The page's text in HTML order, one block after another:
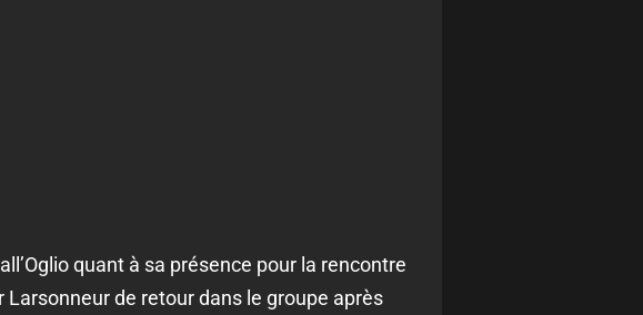
quant à sa présence pour la rencontre
de retour dans le groupe après